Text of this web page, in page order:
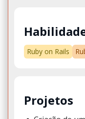
Ruby on Rails
Projetos